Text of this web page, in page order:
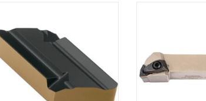
TOEVOEGEN AAN WINKELWAGEN